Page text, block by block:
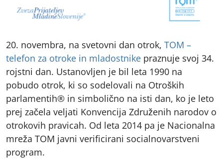
20. novembra, na svetovni dan otrok, TOM –
telefon za otroke in mladostnike praznuje svoj 34.
rojstni dan. Ustanovljen je bil leta 1990 na
pobudo otrok, ki so sodelovali na Otroških
parlamentih® in simbolično na isti dan, ko je leto
prej začela veljati Konvencija Združenih narodov o
otrokovih pravicah. Od leta 2014 pa je Nacionalna
mreža TOM javni verificirani socialnovarstveni
program.